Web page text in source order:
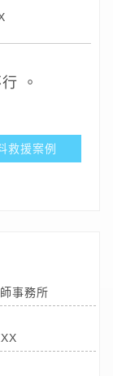
。
救援案例
事務所